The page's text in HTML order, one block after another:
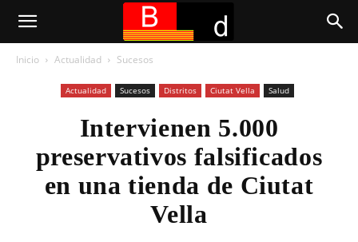
Inicio Actualidad Sucesos
Actualidad Sucesos Distritos Ciutat Vella Salud
Intervienen 5.000
preservativos falsificados
en una tienda de Ciutat
Vella